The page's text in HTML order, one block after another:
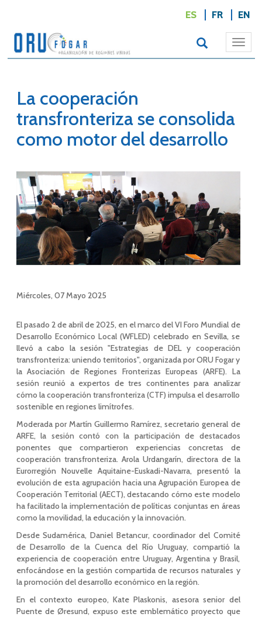
ES FR EN
La cooperación
transfronteriza se consolida
como motor del desarrollo
Miércoles, 07 Mayo 2025
El pasado 2 de abril de 2025, en el marco del VI Foro Mundial de
Desarrollo Económico Local (WFLED) celebrado en Sevilla, se
llevó a cabo la sesión "Estrategias de DEL y cooperación
transfronteriza: uniendo territorios", organizada por ORU Fogar y
la Asociación de Regiones Fronterizas Europeas (ARFE). La
sesión reunió a expertos de tres continentes para analizar
cómo la cooperación transfronteriza (CTF) impulsa el desarrollo
sostenible en regiones limítrofes.
Moderada por Martín Guillermo Ramírez, secretario general de
ARFE, la sesión contó con la participación de destacados
ponentes que compartieron experiencias concretas de
cooperación transfronteriza. Arola Urdangarín, directora de la
Eurorregión Nouvelle Aquitaine-Euskadi-Navarra, presentó la
evolución de esta agrupación hacia una Agrupación Europea de
Cooperación Territorial (AECT), destacando cómo este modelo
ha facilitado la implementación de políticas conjuntas en áreas
como la movilidad, la educación y la innovación.
Desde Sudamérica, Daniel Betancur, coordinador del Comité
de Desarrollo de la Cuenca del Río Uruguay, compartió la
experiencia de cooperación entre Uruguay, Argentina y Brasil,
enfocándose en la gestión compartida de recursos naturales y
la promoción del desarrollo económico en la región.
En el contexto europeo, Kate Plaskonis, asesora senior del
Puente de Øresund, expuso este emblemático proyecto que